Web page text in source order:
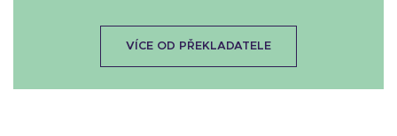
VÍCE OD PŘEKLADATELE